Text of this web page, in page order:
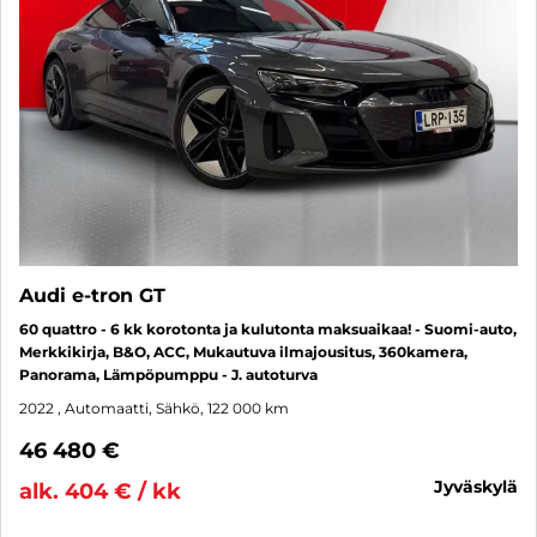
Audi e-tron GT
60 quattro - 6 kk korotonta ja kulutonta maksuaikaa! - Suomi-auto,
Merkkikirja, B&O, ACC, Mukautuva ilmajousitus, 360kamera,
Panorama, Lämpöpumppu - J. autoturva
2022 , Automaatti, Sähkö, 122 000 km
46 480 €
alk. 404 € / kk
jyväskylä